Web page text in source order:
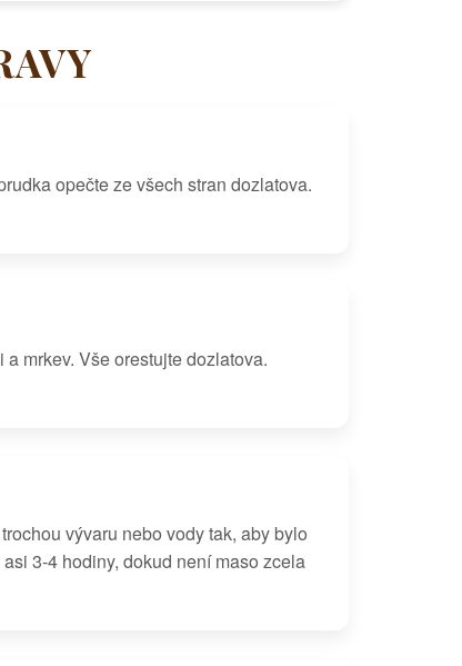
opečte ze všech stran dozlatova.
mrkev. Vše orestujte dozlatova.
vývaru nebo vody tak, aby bylo
3-4 hodiny, dokud není maso zcela